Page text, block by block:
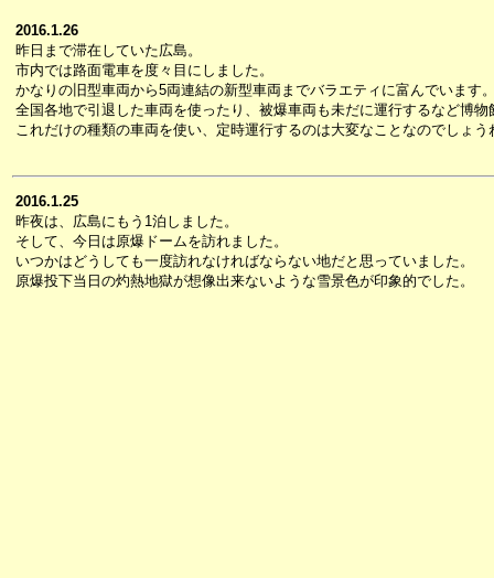
2016.1.26
昨日まで滞在していた広島。
市内では路面電車を度々目にしました。
かなりの旧型車両から5両連結の新型車両までバラエティに富んでいます
全国各地で引退した車両を使ったり、被爆車両も未だに運行するなど博物
これだけの種類の車両を使い、定時運行するのは大変なことなのでしょう
2016.1.25
昨夜は、広島にもう1泊しました。
そして、今日は原爆ドームを訪れました。
いつかはどうしても一度訪れなければならない地だと思っていました。
原爆投下当日の灼熱地獄が想像出来ないような雪景色が印象的でした。